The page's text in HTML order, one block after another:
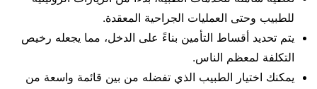
للطبيب وحتى العمليات الجراحية المعقدة.
يتم تحديد أقساط التأمين بناءً على الدخل، مما يجعله رخيص
التكلفة لمعظم الناس.
يمكنك اختيار الطبيب الذي تفضله من بين قائمة واسعة من